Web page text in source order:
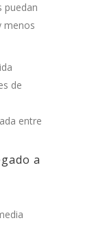
puedan
menos
de
entre
a